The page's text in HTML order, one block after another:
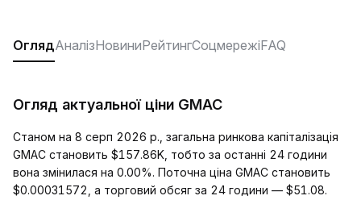
ОглядАналізНовиниРейтингСоцмережіFAQ
Огляд актуальної ціни GMAC
Станом на 8 серп 2026 р., загальна ринкова капіталізація
GMAC становить $157.86K, тобто за останні 24 години
вона змінилася на 0.00%. Поточна ціна GMAC становить
$0.00031572, а торговий обсяг за 24 години — $51.08.